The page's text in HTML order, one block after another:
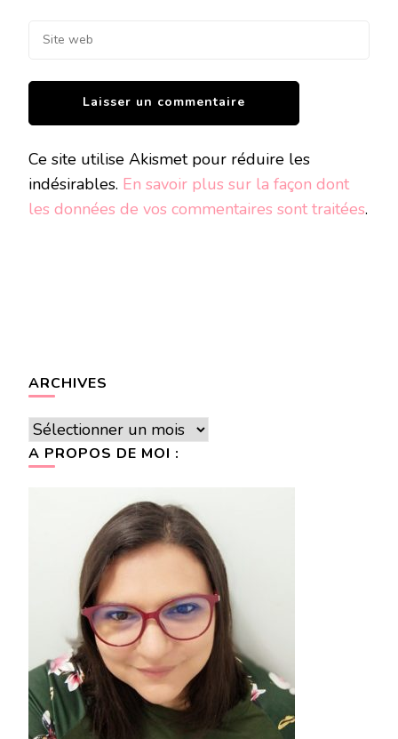
Ce site utilise Akismet pour réduire les
indésirables. En savoir plus sur la façon dont
les données de vos commentaires sont traitées.
ARCHIVES
Archives
A PROPOS DE MOI :